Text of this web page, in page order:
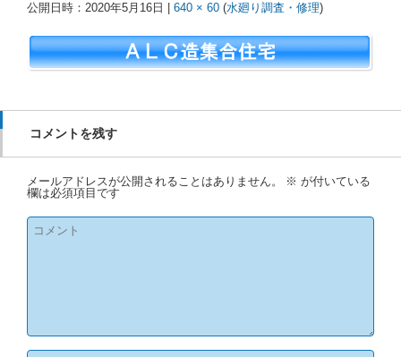
公開日時： 2020年5月16日 640 × 60 (水廻り調査・修理)
コメントを残す
メールアドレスが公開されることはありません。 ※ が付いている
欄は必須項目です